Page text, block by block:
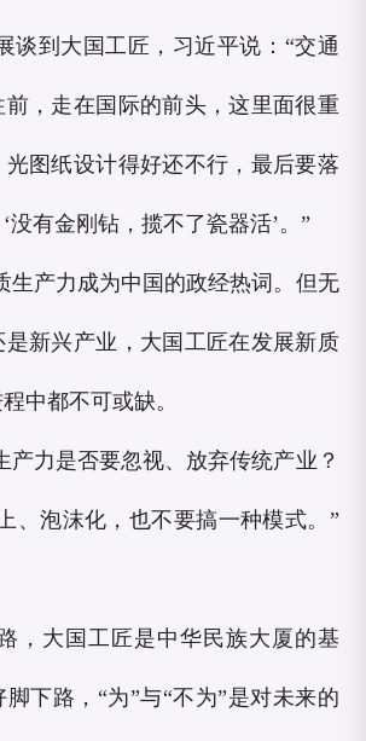
谈到大国工匠，习近平说：“交通
，走在国际的前头，这里面很重
图纸设计得好还不行，最后要落
没有金刚钻，揽不了瓷器活’。”
生产力成为中国的政经热词。但无
新兴产业，大国工匠在发展新质
中都不可或缺。
产力是否要忽视、放弃传统产业？
、泡沫化，也不要搞一种模式。”
，大国工匠是中华民族大厦的基
下路，“为”与“不为”是对未来的